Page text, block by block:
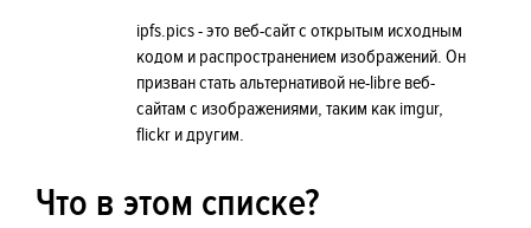
ipfs.pics - это веб-сайт с открытым исходным
кодом и распространением изображений. Он
призван стать альтернативой не-libre веб-
сайтам с изображениями, таким как imgur,
flickr и другим.
Что в этом списке?